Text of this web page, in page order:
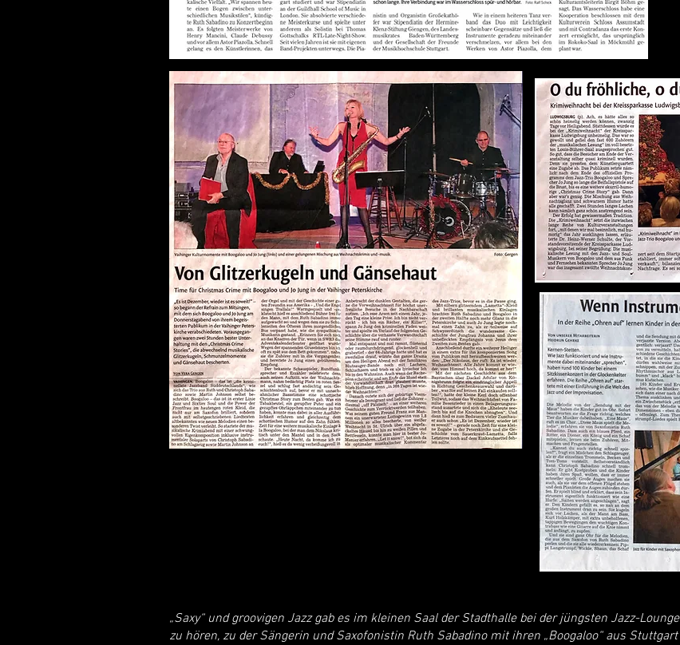
„Saxy“ und groovigen Jazz gab es im kleinen Saal der Stadthalle bei der jüngsten Jazz-Lounge
zu hören, zu der Sängerin und Saxofonistin Ruth Sabadino mit ihren „Boogaloo“ aus Stuttgart